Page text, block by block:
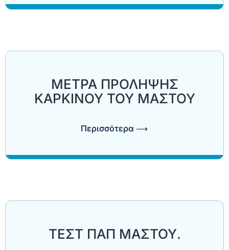
ΜΕΤΡΑ ΠΡΟΛΗΨΗΣ
ΚΑΡΚΙΝΟΥ ΤΟΥ ΜΑΣΤΟΥ
Περισσότερα ⟶
ΤΕΣΤ ΠΑΠ ΜΑΣΤΟΥ.